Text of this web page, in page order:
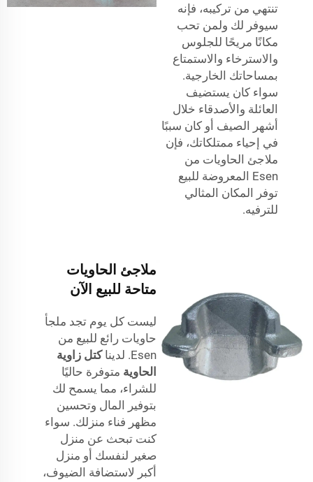
تنتهي من تركيبه، فإنه
سيوفر لك ولمن تحب
مكانًا مريحًا للجلوس
والاسترخاء والاستمتاع
بمساحاتك الخارجية.
سواء كان يستضيف
العائلة والأصدقاء خلال
أشهر الصيف أو كان سببًا
في إحياء ممتلكاتك، فإن
ملاجئ الحاويات من
Esen المعروضة للبيع
توفر المكان المثالي
للترفيه.
ملاجئ الحاويات
متاحة للبيع الآن
ليست كل يوم تجد ملجأ
حاويات رائع للبيع من
Esen. لدينا
كتل زاوية
الحاوية متوفرة حاليًا
للشراء، مما يسمح لك
بتوفير المال وتحسين
مظهر فناء منزلك. سواء
كنت تبحث عن منزل
صغير لنفسك أو منزل
أكبر لاستضافة الضيوف،